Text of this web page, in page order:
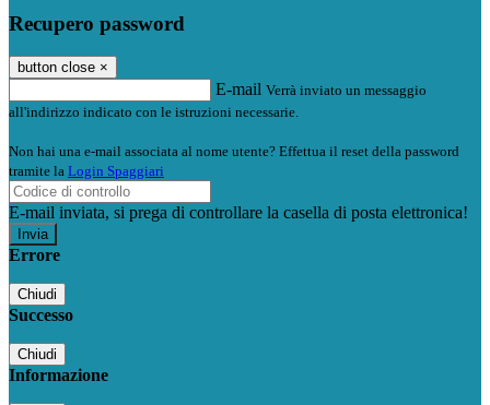
Recupero password
button close ×
E-mail Verrà inviato un messaggio
all'indirizzo indicato con le istruzioni necessarie.
Non hai una e-mail associata al nome utente? Effettua il reset della password
tramite la Login Spaggiari
E-mail inviata, si prega di controllare la casella di posta elettronica!
Errore
Chiudi
Successo
Chiudi
Informazione